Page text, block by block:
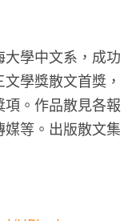
學中文系，成功
學獎散文首獎，
。作品散見各報
等。出版散文集